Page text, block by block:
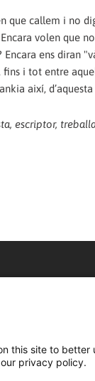
que callem i no
volen que
ens diran
i tot entre
així,
escriptor,
this site to
privacy policy.